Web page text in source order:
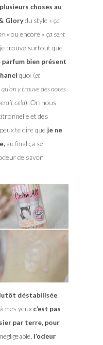
choses au
Glorydu style « ça
» ou encore « ça sent
trouve surtout que
parfum bien présent
quoi (et
y trouve des notes
cela). On nous
et des
te dire que je ne
au final ça se
de savon
déstabilisée.
mes yeux c’est pas
par terre, pour
l’odeur